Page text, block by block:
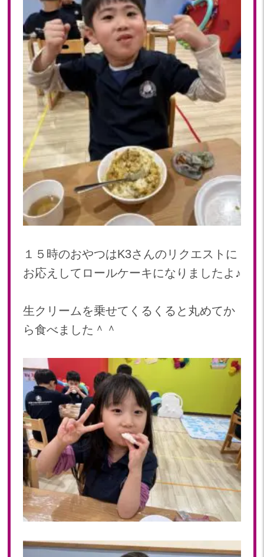
１５時のおやつはK3さんのリクエストに
お応えしてロールケーキになりましたよ♪
生クリームを乗せてくるくると丸めてか
ら食べました＾＾